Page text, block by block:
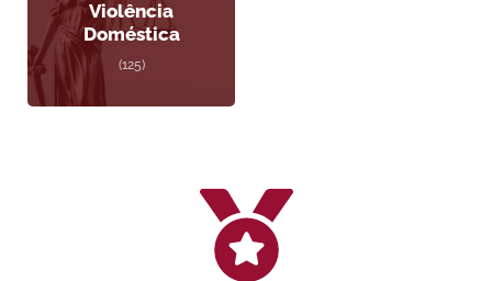
Violência
Doméstica
(125)